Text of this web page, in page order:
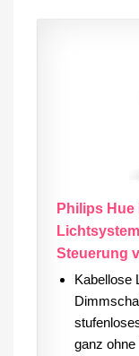
Philips
Steuerung
Kabellose
ganz ohne